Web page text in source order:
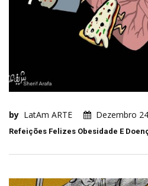
by LatAm ARTE Dezembro
Refeições Felizes Obesidade E